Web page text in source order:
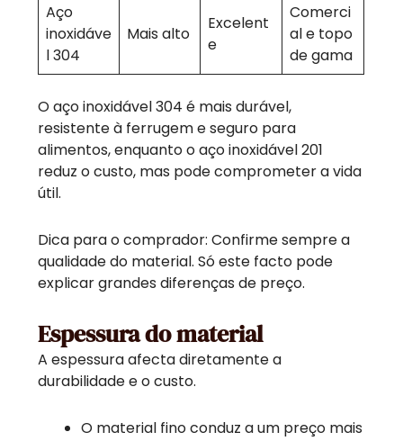
Aço
inoxidáve
l 304
Mais alto
Excelent
e
Comerci
al e topo
de gama
O aço inoxidável 304 é mais durável,
resistente à ferrugem e seguro para
alimentos, enquanto o aço inoxidável 201
reduz o custo, mas pode comprometer a vida
útil.
Dica para o comprador: Confirme sempre a
qualidade do material. Só este facto pode
explicar grandes diferenças de preço.
Espessura do material
A espessura afecta diretamente a
durabilidade e o custo.
O material fino conduz a um preço mais